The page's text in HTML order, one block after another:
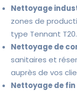
Nettoyage
zones de
type Tennant T20.
Nettoyage de
sanitaires et
auprès de vos
Nettoyage de fin